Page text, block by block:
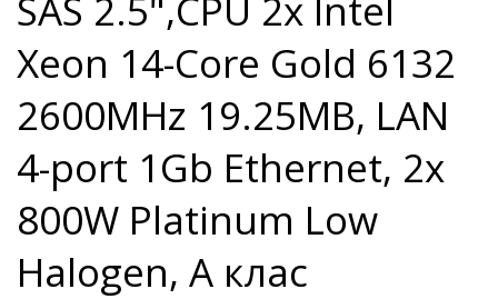
SAS 2.5",CPU 2x Intel
Xeon 14-Core Gold 6132
2600MHz 19.25MB, LAN
4-port 1Gb Ethernet, 2x
800W Platinum Low
Halogen, A клас